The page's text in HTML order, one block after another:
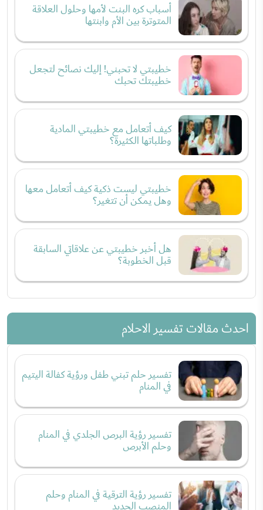
أسباب كره البنت لأمها وحلول العلاقة
المتوترة بين الأم وابنتها
خطيبتي لا تحبني! إليك نصائح لتجعل
خطيبتك تحبك
كيف أتعامل مع خطيبتي المادية
وطلباتها الكثيرة؟
خطيبتي ليست ذكية كيف أتعامل معها
وهل يمكن أن تتغير؟
هل أخبر خطيبتي عن علاقاتي السابقة
قبل الخطوبة؟
احدث مقالات تفسير الاحلام
تفسير حلم تبني طفل ورؤية كفالة اليتيم
في المنام
تفسير رؤية البرص الجلدي في المنام
وحلم الأبرص
تفسير رؤية الترقية في المنام وحلم
المنصب الجديد